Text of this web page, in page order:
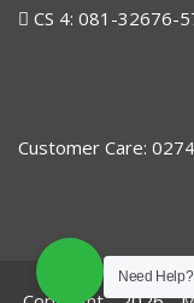
CS 4: 081-32676-
Customer Care:
Need